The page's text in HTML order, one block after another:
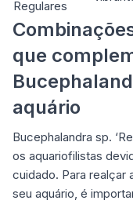
Regulares
que
aquário
Bucephalandra sp.
os aquariofilistas
cuidado. Para realçar
seu aquário, é